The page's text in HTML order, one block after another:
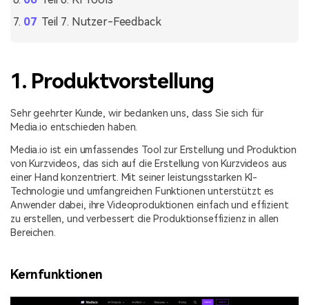
Teil 7. Nutzer-Feedback
1. Produktvorstellung
Sehr geehrter Kunde, wir bedanken uns, dass Sie sich für
Media.io entschieden haben.
Media.io ist ein umfassendes Tool zur Erstellung und Produktion
von Kurzvideos, das sich auf die Erstellung von Kurzvideos aus
einer Hand konzentriert. Mit seiner leistungsstarken KI-
Technologie und umfangreichen Funktionen unterstützt es
Anwender dabei, ihre Videoproduktionen einfach und effizient
zu erstellen, und verbessert die Produktionseffizienz in allen
Bereichen.
Kernfunktionen